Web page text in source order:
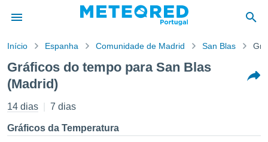
da
por
que as
Início Espanha Comunidade de Madrid San Blas
Gráficos do tempo para San Blas
(Madrid)
14 dias 7 dias
Gráficos da Temperatura